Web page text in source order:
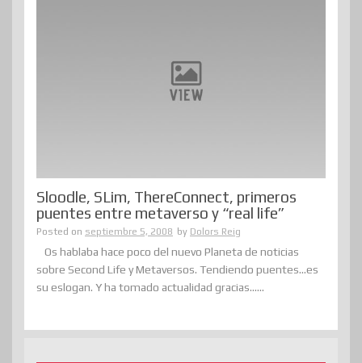
Sloodle, SLim, ThereConnect, primeros
puentes entre metaverso y “real life”
Posted on septiembre 5, 2008 by Dolors Reig
Os hablaba hace poco del nuevo Planeta de noticias
sobre Second Life y Metaversos. Tendiendo puentes…es
su eslogan. Y ha tomado actualidad gracias......